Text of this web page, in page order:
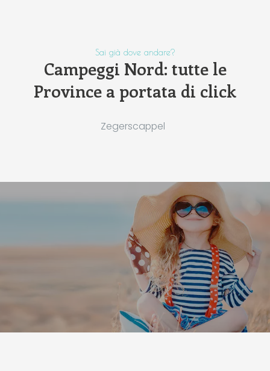
Sai già dove andare?
Campeggi Nord: tutte le
Province a portata di click
Zegerscappel